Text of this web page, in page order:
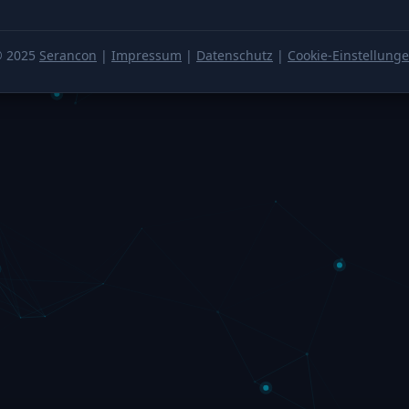
2025 Serancon | Impressum | Datenschutz | Cookie-